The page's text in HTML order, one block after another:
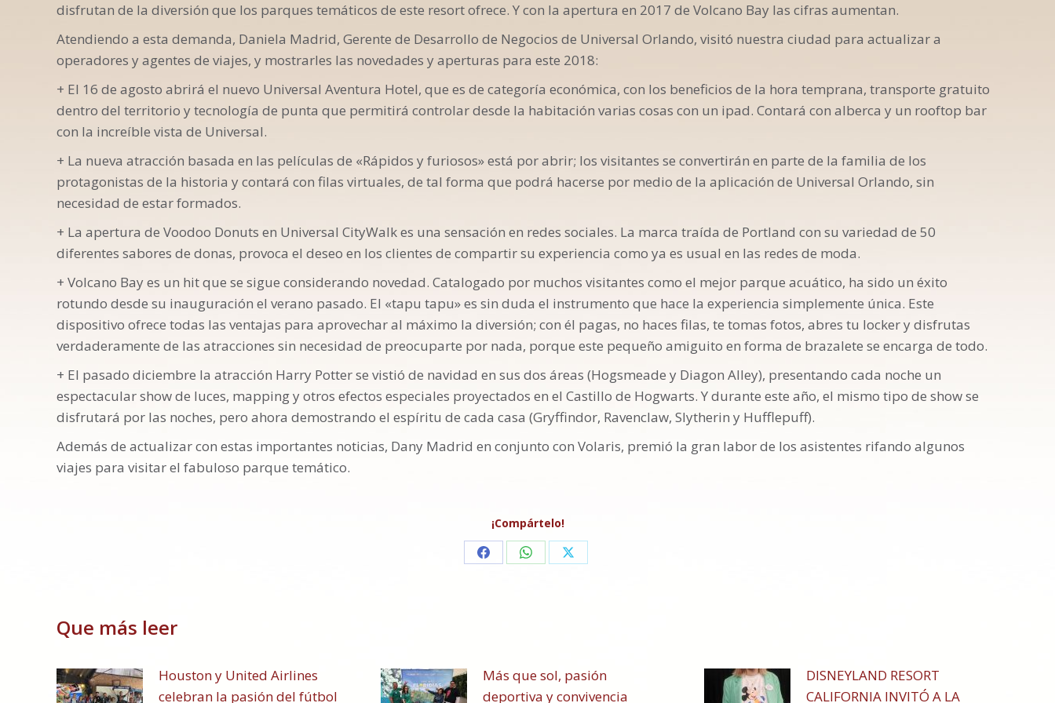
disfrutan de la diversión que los parques temáticos de este resort ofrece. Y con la apertura en 2017 de Volcano Bay las cifras aumentan.
Atendiendo a esta demanda, Daniela Madrid, Gerente de Desarrollo de Negocios de Universal Orlando, visitó nuestra ciudad para actualizar a
operadores y agentes de viajes, y mostrarles las novedades y aperturas para este 2018:
+ El 16 de agosto abrirá el nuevo Universal Aventura Hotel, que es de categoría económica, con los beneficios de la hora temprana, transporte gratuito
dentro del territorio y tecnología de punta que permitirá controlar desde la habitación varias cosas con un ipad. Contará con alberca y un rooftop bar
con la increíble vista de Universal.
+ La nueva atracción basada en las películas de «Rápidos y furiosos» está por abrir; los visitantes se convertirán en parte de la familia de los
protagonistas de la historia y contará con filas virtuales, de tal forma que podrá hacerse por medio de la aplicación de Universal Orlando, sin
necesidad de estar formados.
+ La apertura de Voodoo Donuts en Universal CityWalk es una sensación en redes sociales. La marca traída de Portland con su variedad de 50
diferentes sabores de donas, provoca el deseo en los clientes de compartir su experiencia como ya es usual en las redes de moda.
+ Volcano Bay es un hit que se sigue considerando novedad. Catalogado por muchos visitantes como el mejor parque acuático, ha sido un éxito
rotundo desde su inauguración el verano pasado. El «tapu tapu» es sin duda el instrumento que hace la experiencia simplemente única. Este
dispositivo ofrece todas las ventajas para aprovechar al máximo la diversión; con él pagas, no haces filas, te tomas fotos, abres tu locker y disfrutas
verdaderamente de las atracciones sin necesidad de preocuparte por nada, porque este pequeño amiguito en forma de brazalete se encarga de todo.
+ El pasado diciembre la atracción Harry Potter se vistió de navidad en sus dos áreas (Hogsmeade y Diagon Alley), presentando cada noche un
espectacular show de luces, mapping y otros efectos especiales proyectados en el Castillo de Hogwarts. Y durante este año, el mismo tipo de show se
disfrutará por las noches, pero ahora demostrando el espíritu de cada casa (Gryffindor, Ravenclaw, Slytherin y Hufflepuff).
Además de actualizar con estas importantes noticias, Dany Madrid en conjunto con Volaris, premió la gran labor de los asistentes rifando algunos
viajes para visitar el fabuloso parque temático.
¡Compártelo!
Share Share Share
Que más leer
Houston y United Airlines
celebran la pasión del fútbol
Más que sol, pasión
deportiva y convivencia
DISNEYLAND RESORT
CALIFORNIA INVITÓ A LA